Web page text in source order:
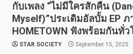
กับเพลง “ไม่มีใครสักคืน
Myself)”ประเดิมอัลบั้ม EP
HOMETOWN ฟังพร้อมกันทั่
STAR SOCIETY September 15, 2025